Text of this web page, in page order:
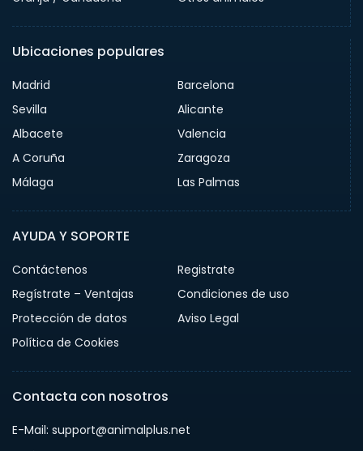
Ubicaciones populares
Madrid
Barcelona
Sevilla
Alicante
Albacete
Valencia
A Coruña
Zaragoza
Málaga
Las Palmas
AYUDA Y SOPORTE
Contáctenos
Registrate
Regístrate – Ventajas
Condiciones de uso
Protección de datos
Aviso Legal
Política de Cookies
Contacta con nosotros
E-Mail: support@animalplus.net